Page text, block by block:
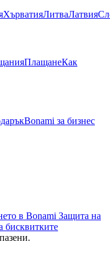
ХърватияЛитваЛатвия
ПлащанеКак
Bonami за бизнес
в Bonami Защита на
бисквитките